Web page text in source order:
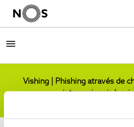
Vishing | Phishing através de
internacionais/